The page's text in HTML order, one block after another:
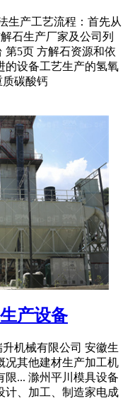
生产工艺流程：首先从
石生产厂家及公司列
第5页 方解石资源和依
的设备工艺生产的氢氧
质碳酸钙
产设备
机械有限公司 安徽生
况其他建材生产加工机
... 滁州平川模具设备
计、加工、制造家电成